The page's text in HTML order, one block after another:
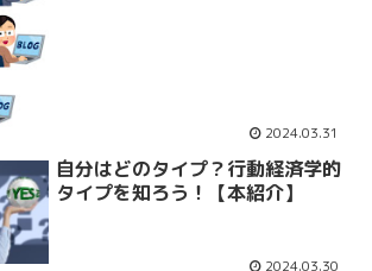
2024.03.31
自分はどのタイプ？行動経済学的
タイプを知ろう！【本紹介】
2024.03.30